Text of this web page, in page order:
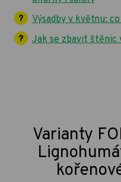
Výsadby v květnu:
Jak se zbavit štěnic
Varianty